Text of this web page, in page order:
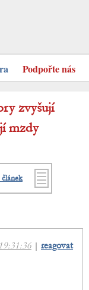
Podpořte nás
zvyšují
mzdy
| reagovat